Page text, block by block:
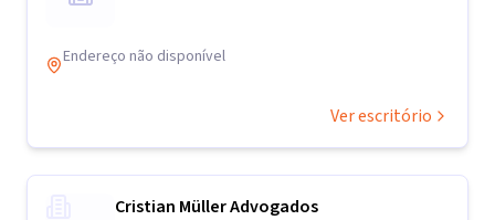
Endereço não disponível
Ver escritório
Cristian Müller Advogados